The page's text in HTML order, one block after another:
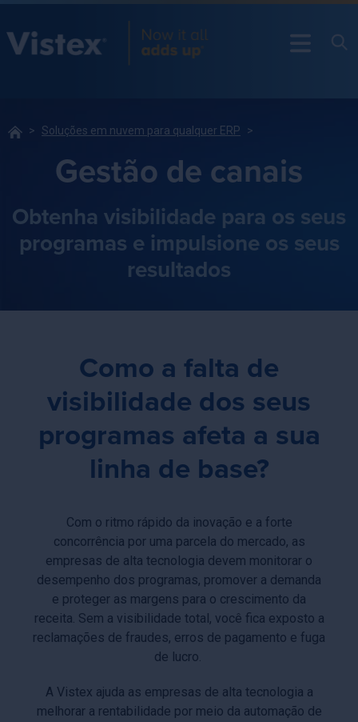
Soluções em nuvem para qualquer ERP
Gestão de canais
Obtenha visibilidade para os seus
programas e impulsione os seus
resultados
Como a falta de
visibilidade dos seus
programas afeta a sua
linha de base?
Com o ritmo rápido da inovação e a forte
concorrência por uma parcela do mercado, as
empresas de alta tecnologia devem monitorar o
desempenho dos programas, promover a demanda
e proteger as margens para o crescimento da
receita. Sem a visibilidade total, você fica exposto a
reclamações de fraudes, erros de pagamento e fuga
de lucro.
A Vistex ajuda as empresas de alta tecnologia a
melhorar a rentabilidade por meio da automação de